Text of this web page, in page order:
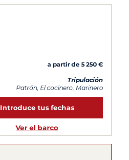
a partir de 5 250 €
Tripulación
Patrón, El cocinero, Marinero
Introduce tus fechas
Ver el barco